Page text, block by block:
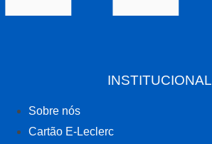
INSTITUCIONAL
Sobre nós
Cartão E-Leclerc